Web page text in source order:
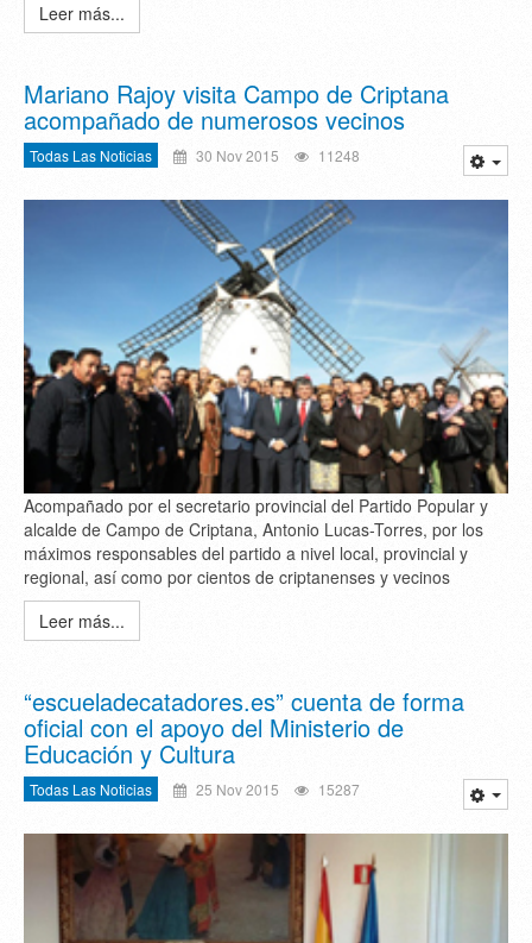
Leer más...
Mariano Rajoy visita Campo de Criptana
acompañado de numerosos vecinos
Todas Las Noticias 30 Nov 2015 11248
Acompañado por el secretario provincial del Partido Popular y
alcalde de Campo de Criptana, Antonio Lucas-Torres, por los
máximos responsables del partido a nivel local, provincial y
regional, así como por cientos de criptanenses y vecinos
Leer más...
“escueladecatadores.es” cuenta de forma
oficial con el apoyo del Ministerio de
Educación y Cultura
Todas Las Noticias 25 Nov 2015 15287